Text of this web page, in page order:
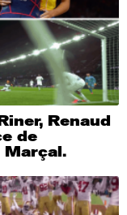
Renaud
de